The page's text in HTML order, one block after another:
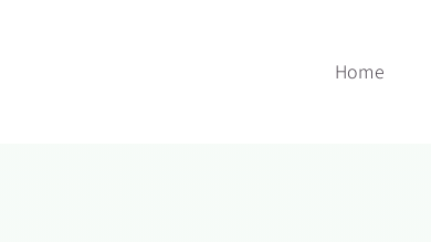
Home